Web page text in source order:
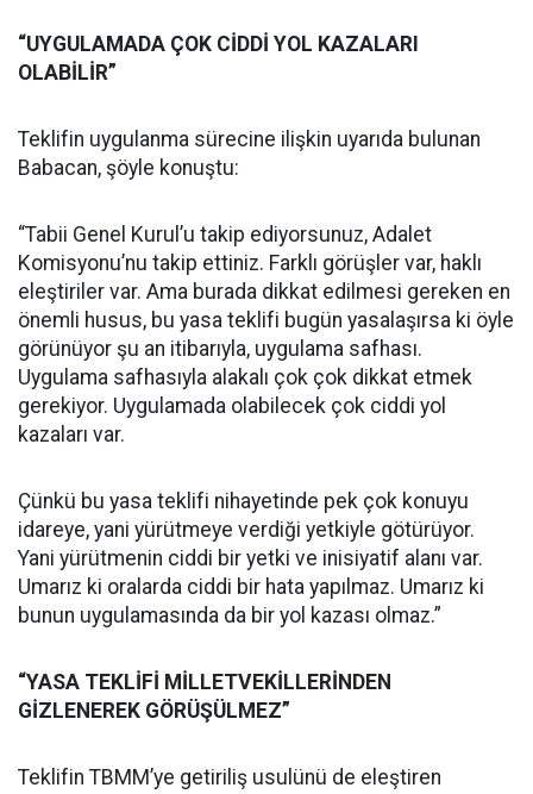
“UYGULAMADA ÇOK CİDDİ YOL KAZALARI
OLABİLİR”
Teklifin uygulanma sürecine ilişkin uyarıda bulunan
Babacan, şöyle konuştu:
“Tabii Genel Kurul’u takip ediyorsunuz, Adalet
Komisyonu’nu takip ettiniz. Farklı görüşler var, haklı
eleştiriler var. Ama burada dikkat edilmesi gereken en
önemli husus, bu yasa teklifi bugün yasalaşırsa ki öyle
görünüyor şu an itibarıyla, uygulama safhası.
Uygulama safhasıyla alakalı çok çok dikkat etmek
gerekiyor. Uygulamada olabilecek çok ciddi yol
kazaları var.
Çünkü bu yasa teklifi nihayetinde pek çok konuyu
idareye, yani yürütmeye verdiği yetkiyle götürüyor.
Yani yürütmenin ciddi bir yetki ve inisiyatif alanı var.
Umarız ki oralarda ciddi bir hata yapılmaz. Umarız ki
bunun uygulamasında da bir yol kazası olmaz.”
“YASA TEKLİFİ MİLLETVEKİLLERİNDEN
GİZLENEREK GÖRÜŞÜLMEZ”
Teklifin TBMM’ye getiriliş usulünü de eleştiren